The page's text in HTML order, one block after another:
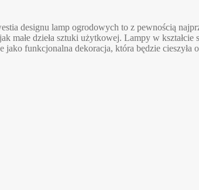
designu lamp ogrodowych to z pewnością
małe dzieła sztuki użytkowej. Lampy w
funkcjonalna dekoracja, która będzie